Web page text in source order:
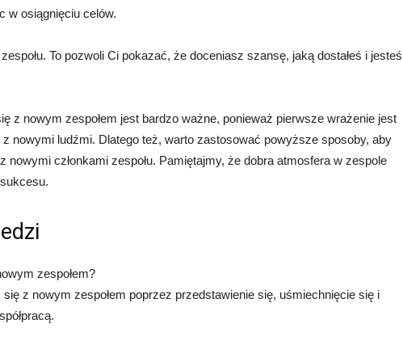
w osiągnięciu celów.
To pozwoli Ci pokazać, że doceniasz szansę, jaką dostałeś i jesteś
z nowym zespołem jest bardzo ważne, ponieważ pierwsze wrażenie jest
nowymi ludźmi. Dlatego też, warto zastosować powyższe sposoby, aby
nowymi członkami zespołu. Pamiętajmy, że dobra atmosfera w zespole
zespołem?
z nowym zespołem poprzez przedstawienie się, uśmiechnięcie się i